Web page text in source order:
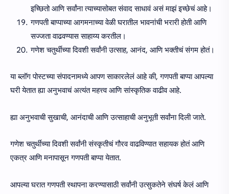
इच्छितो आणि सर्वांना त्याच्यासोबत संवाद साधावं असं माझं इच्छेचं आहे।
गणपती बाप्पाच्या आगमनाच्या वेळी घरातील भावनांची भरारी होती आणि
सज्जता वाढवण्यास साहाय्य करतील।
गणेश चतुर्थीच्या दिवशी सर्वांनी उत्साह, आनंद, आणि भक्तीचं संगम होतं।
या ब्लॉग पोस्टच्या संपादनामध्ये आपण साकारलेलं आहे की, गणपती बाप्पा आपल्या
घरी येतात ह्या अनुभवाचं अत्यंत महत्त्व आणि सांस्कृतिक वाढीव आहे.
ह्या अनुभवाची सुखाची, आनंदाची आणि उत्साहाची अनुभूती सर्वांना दिली जाते.
गणेश चतुर्थीच्या दिवशी सर्वांनी संस्कृतीचं गौरव वाढविण्यात सहायक होतं आणि
एकत्र आणि मनापासून गणपती बाप्पा येतात.
आपल्या घरात गणपती स्थापना करण्यासाठी सर्वांनी उत्सुकतेने संघर्ष केलं आणि